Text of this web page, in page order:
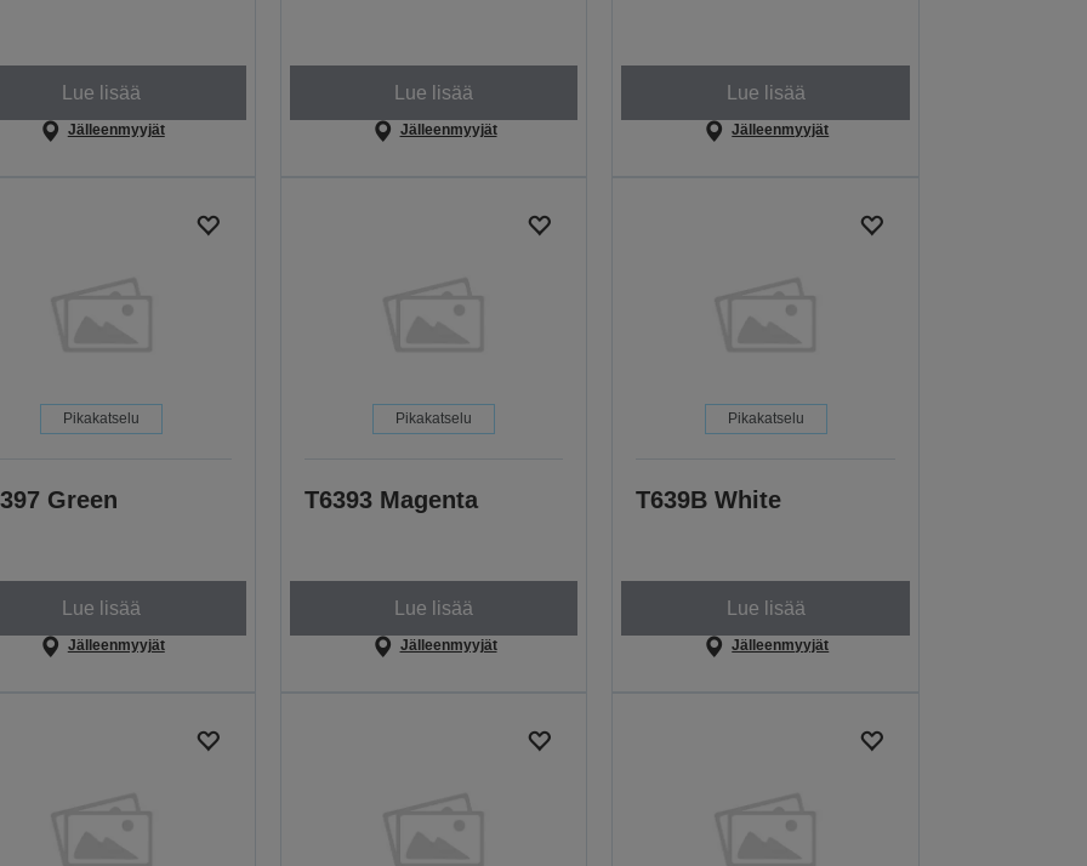
Lue lisää
Jälleenmyyjät
Lue lisää
Jälleenmyyjät
Lue lisää
Jälleenmyyjät
Pikakatselu
Green
Lue lisää
Jälleenmyyjät
Pikakatselu
T6393 Magenta
Lue lisää
Jälleenmyyjät
Pikakatselu
T639B White
Lue lisää
Jälleenmyyjät